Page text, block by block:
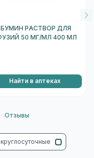
РАСТВОР ДЛЯ
50 МГ/МЛ 400 МЛ
Найти в аптеках
Отзывы